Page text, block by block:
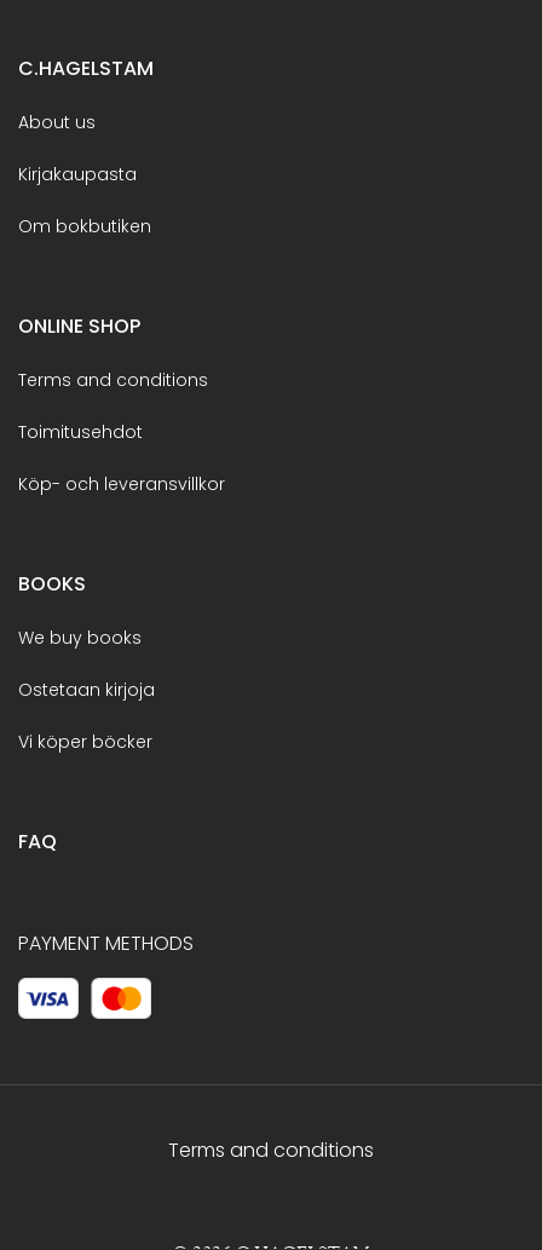
C.HAGELSTAM
About us
Kirjakaupasta
Om bokbutiken
ONLINE SHOP
Terms and conditions
Toimitusehdot
Köp- och leveransvillkor
BOOKS
We buy books
Ostetaan kirjoja
Vi köper böcker
FAQ
PAYMENT METHODS
Terms and conditions